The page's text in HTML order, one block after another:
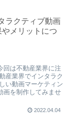
ラクティブ動画
メリットにつ
回は不動産業界に注
産業界でインタラク
い動画マーケティン
画を制作してみませ
2022.04.04